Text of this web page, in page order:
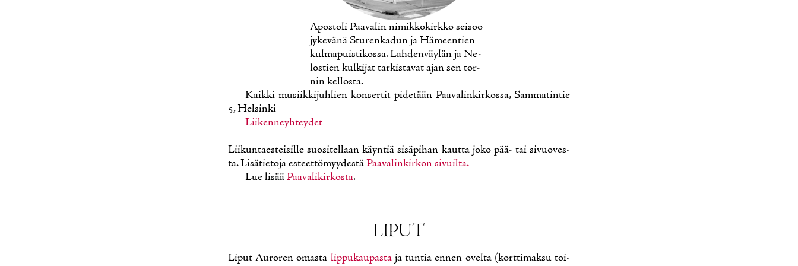
Apos­to­li Paa­va­lin ni­mik­ko­kirk­ko sei­soo
jy­ke­vä­nä Stu­ren­ka­dun ja Hä­meen­tien
kul­ma­puis­ti­kos­sa. Lah­den­väy­län ja Ne­
los­tien kul­ki­jat tar­kis­ta­vat ajan sen tor­
nin kel­los­ta.
Kaik­ki musiik­ki­juh­lien kon­ser­tit pi­de­tään Paa­va­lin­kir­kos­sa, Sam­ma­tin­tie
5, Hel­sin­ki
Lii­ken­neyh­tey­det
Lii­kun­taes­tei­sil­le suo­si­tel­laan käyn­tiä si­sä­pi­han kaut­ta jo­ko pää- tai si­vuo­ves­
ta. Li­sä­tie­to­ja es­teet­tö­myy­des­täPaa­va­lin­kir­kon si­vuil­ta.
Lue li­sääPaa­va­li­kir­kos­ta.
LI­PUT
Li­put Au­ro­ren omas­ta lip­pu­kau­pas­taja tun­tia en­nen ovel­ta (kort­ti­mak­su toi­